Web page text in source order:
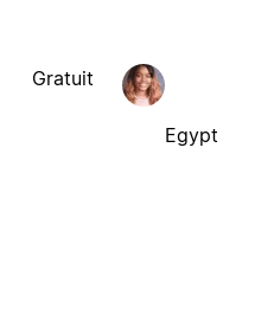
Gratuit
Egypt